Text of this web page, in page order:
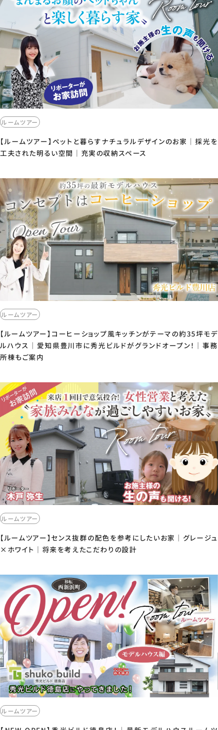
ルームツアー
【ルームツアー】ペットと暮らすナチュラルデザインのお家｜採光を
工夫された明るい空間｜充実の収納スペース
ルームツアー
【ルームツアー】コーヒーショップ風キッチンがテーマの約35坪モデ
ルハウス｜愛知県豊川市に秀光ビルドがグランドオープン！｜事務
所棟もご案内
ルームツアー
【ルームツアー】センス抜群の配色を参考にしたいお家｜グレージュ
×ホワイト｜将来を考えたこだわりの設計
ルームツアー